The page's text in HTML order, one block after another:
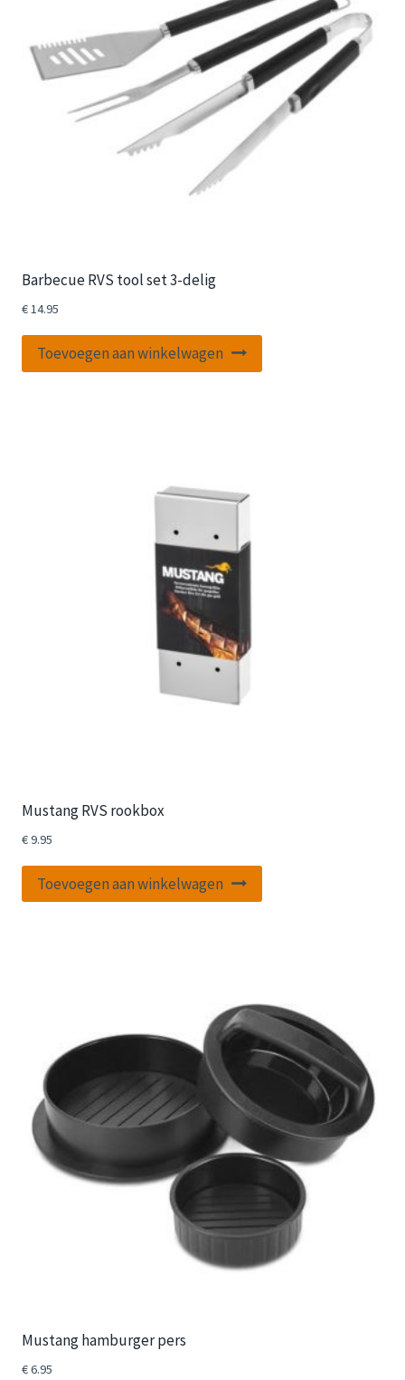
Barbecue RVS tool set 3-delig
€14.95
Toevoegen aan winkelwagen
Mustang RVS rookbox
€9.95
Toevoegen aan winkelwagen
Mustang hamburger pers
€6.95